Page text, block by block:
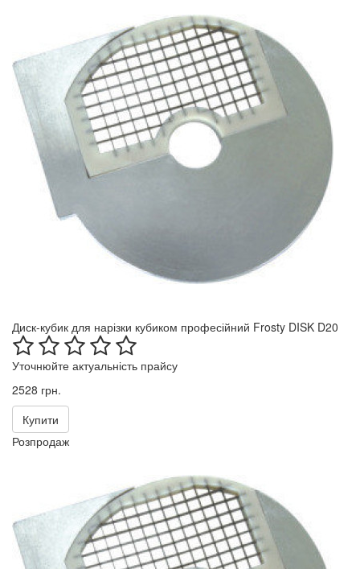
Диск-кубик для нарізки кубиком професійний Frosty DISK D20
Уточнюйте актуальність прайсу
2528 грн.
Купити
Розпродаж